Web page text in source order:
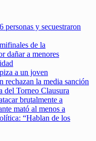
personas y secuestraron
de la
dañar a menores
a un joven
rechazan la media sanción
del Torneo Clausura
brutalmente a
mató al menos a
“Hablan de los